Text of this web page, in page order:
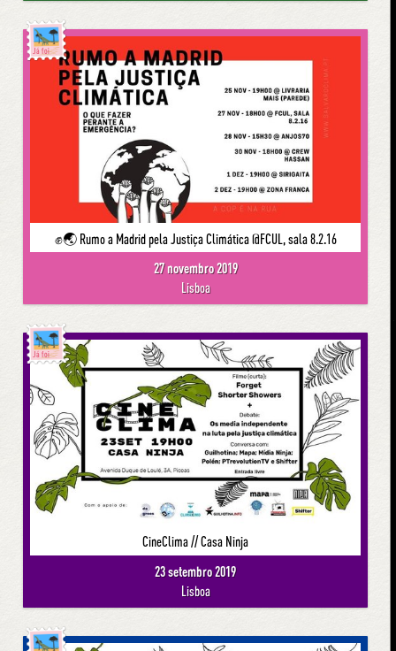
Já foi
✊🌏 Rumo a Madrid pela Justiça Climática @FCUL, sala 8.2.16
27 novembro 2019
Lisboa
Já foi
CineClima // Casa Ninja
23 setembro 2019
Lisboa